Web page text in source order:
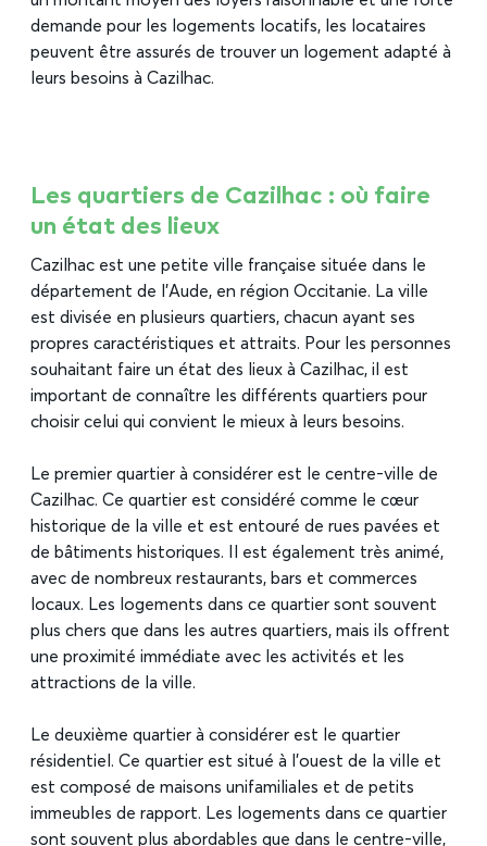
demande pour les logements locatifs, les locataires
peuvent être assurés de trouver un logement adapté à
leurs besoins à Cazilhac.
Les quartiers de Cazilhac : où faire
un état des lieux
Cazilhac est une petite ville française située dans le
département de l’Aude, en région Occitanie. La ville
est divisée en plusieurs quartiers, chacun ayant ses
propres caractéristiques et attraits. Pour les personnes
souhaitant faire un état des lieux à Cazilhac, il est
important de connaître les différents quartiers pour
choisir celui qui convient le mieux à leurs besoins.
Le premier quartier à considérer est le centre-ville de
Cazilhac. Ce quartier est considéré comme le cœur
historique de la ville et est entouré de rues pavées et
de bâtiments historiques. Il est également très animé,
avec de nombreux restaurants, bars et commerces
locaux. Les logements dans ce quartier sont souvent
plus chers que dans les autres quartiers, mais ils offrent
une proximité immédiate avec les activités et les
attractions de la ville.
Le deuxième quartier à considérer est le quartier
résidentiel. Ce quartier est situé à l’ouest de la ville et
est composé de maisons unifamiliales et de petits
immeubles de rapport. Les logements dans ce quartier
sont souvent plus abordables que dans le centre-ville,